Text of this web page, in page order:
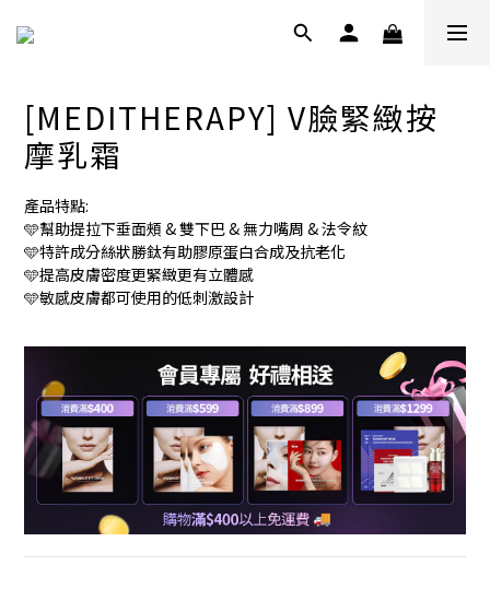
[MEDITHERAPY] V臉緊緻按
摩乳霜
產品特點:
🩵幫助提拉下垂面頰 & 雙下巴 & 無力嘴周 & 法令紋
🩵特許成分絲狀勝鈦有助膠原蛋白合成及抗老化
🩵提高皮膚密度更緊緻更有立體感
🩵敏感皮膚都可使用的低刺激設計